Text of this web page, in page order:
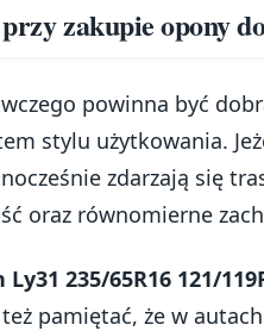
zakupie opony
powinna być
stylu użytkowania.
zdarzają się
oraz równomierne
235/65R16 121/
pamiętać, że w